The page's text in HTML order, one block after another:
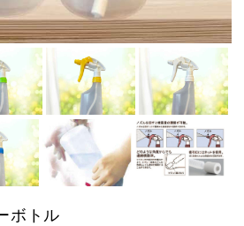
ボトル